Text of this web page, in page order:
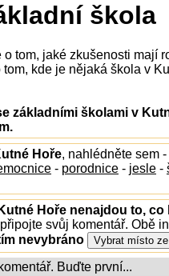
škola
tom, jaké zkušenosti mají
kde je nějaká škola v
základními školami v
Hoře, nahlédněte sem
- porodnice - jesle -
Hoře nenajdou to, co
svůj komentář. Obě
nevybráno
Buďte první...